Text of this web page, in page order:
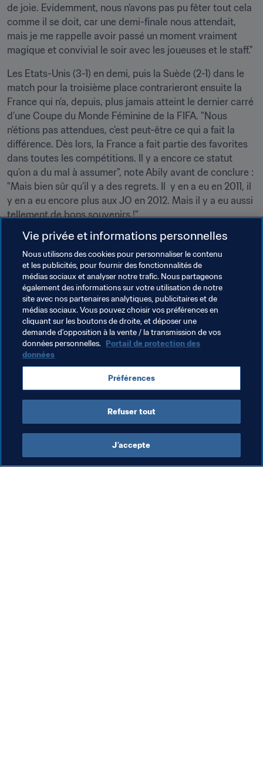
de joie. Evidemment, nous n’avons pas pu fêter tout cela
comme il se doit, car une demi-finale nous attendait,
mais je me rappelle avoir passé un moment vraiment
magique et convivial le soir avec les joueuses et le staff."
Les Etats-Unis (3-1) en demi, puis la Suède (2-1) dans le
match pour la troisième place contrarieront ensuite la
France qui n’a, depuis, plus jamais atteint le dernier carré
d’une Coupe du Monde Féminine de la FIFA. "Nous
n’étions pas attendues, c’est peut-être ce qui a fait la
différence. Dès lors, la France a fait partie des favorites
dans toutes les compétitions. Il y a encore ce statut
qu’on a du mal à assumer", note Abily avant de conclure :
"Mais bien sûr qu’il y a des regrets. Il  y en a eu en 2011, il
y en a eu encore plus aux JO en 2012. Mais il y a eu aussi
tellement de bons souvenirs !"
Thèmes en lien
Football Féminin
Coupe du Monde Féminine de la FIFA 2023
France UEFA
Vie privée et informations personnelles
Nous utilisons des cookies pour personnaliser le contenu
et les publicités, pour fournir des fonctionnalités de
médias sociaux et analyser notre trafic. Nous partageons
également des informations sur votre utilisation de notre
site avec nos partenaires analytiques, publicitaires et de
médias sociaux. Vous pouvez choisir vos préférences en
cliquant sur les boutons de droite, et déposer une
demande d’opposition à la vente / la transmission de vos
données personnelles. Portail de protection des
données
Préférences
Refuser tout
J’accepte